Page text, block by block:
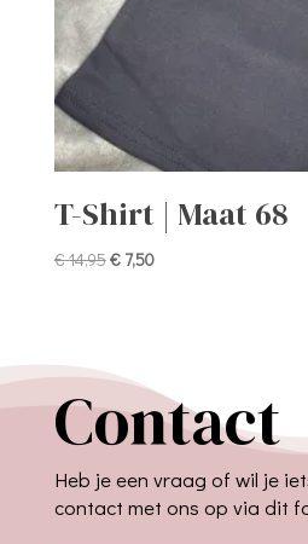
T-Shirt | Maat 68
€14,95Oorspronkelijke
€7,50Huidige
Contact
Heb je een vraag of wil je
contact met ons op via dit